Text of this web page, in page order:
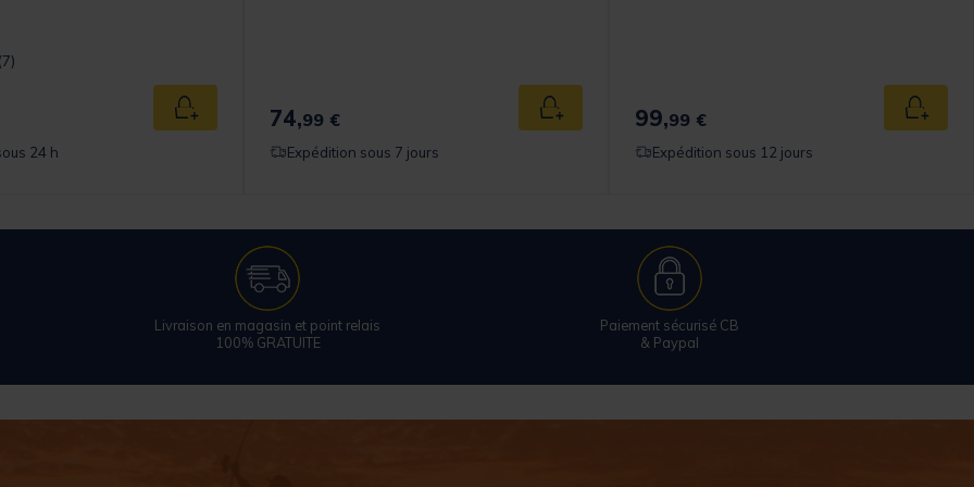
out of 5 Customer Rating
(7)
Ajouter au panier
24 h
74,99 € Ajouter au panier
Expédition sous 7 jours
99,99 € Ajouter
Expédition sous 12 jours
Livraison en magasin et point relais
100% GRATUITE
Paiement sécurisé CB
& Paypal